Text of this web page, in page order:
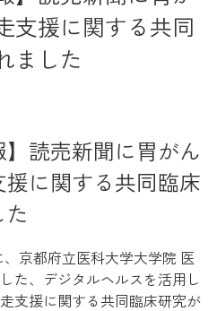
支援に関する共同
ました
】読売新聞に胃がん
に関する共同臨床
、京都府立医科大学大学院 医
た、デジタルヘルスを活用し
支援に関する共同臨床研究が